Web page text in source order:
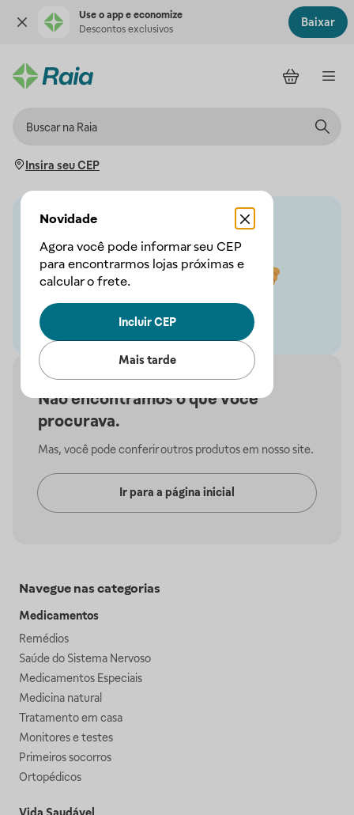
Use o app e economize
Descontos exclusivos
Baixar
Insira seu CEP
Novidade
Agora você pode informar seu CEP
para encontrarmos lojas próximas e
calcular o frete.
Incluir CEP
Mais tarde
Não encontramos o que você
procurava.
Mas, você pode conferir outros produtos em nosso site.
Ir para a página inicial
Navegue nas categorias
Medicamentos
Remédios
Saúde do Sistema Nervoso
Medicamentos Especiais
Medicina natural
Tratamento em casa
Monitores e testes
Primeiros socorros
Ortopédicos